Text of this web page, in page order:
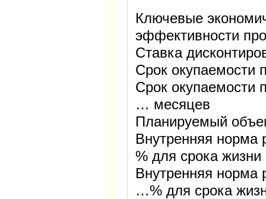
Ключевые
эффективности
Ставка
Срок окупаемости
Срок окупаемости
… месяцев
Планируемый
Внутренняя норма
% для срока
Внутренняя норма
…% для срока